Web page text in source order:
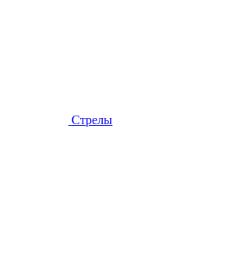
Стрелы